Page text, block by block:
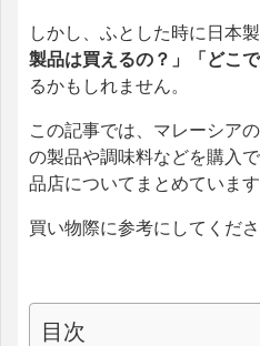
しかし、ふとした時に日本
製品は買えるの？」「どこで
るかもしれません。
この記事では、マレーシア
の製品や調味料などを購入
品店についてまとめています
買い物際に参考にしてくださ
目次